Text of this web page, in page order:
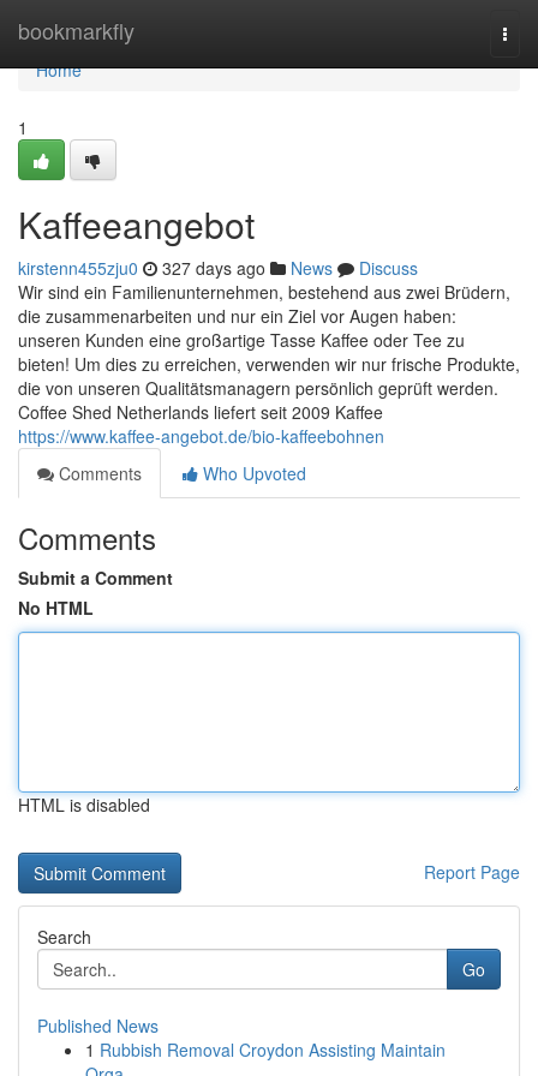
bookmarkfly
Home
Home
1
Kaffeeangebot
kirstenn455zju0 327 days ago News
Discuss
Wir sind ein Familienunternehmen, bestehend aus zwei Brüdern,
die zusammenarbeiten und nur ein Ziel vor Augen haben:
unseren Kunden eine großartige Tasse Kaffee oder Tee zu
bieten! Um dies zu erreichen, verwenden wir nur frische Produkte,
die von unseren Qualitätsmanagern persönlich geprüft werden.
Coffee Shed Netherlands liefert seit 2009 Kaffee
https://www.kaffee-angebot.de/bio-kaffeebohnen
Comments
Who Upvoted
Comments
Submit a Comment
No HTML
HTML is disabled
Report Page
Search
Go
Published News
1 Rubbish Removal Croydon Assisting Maintain